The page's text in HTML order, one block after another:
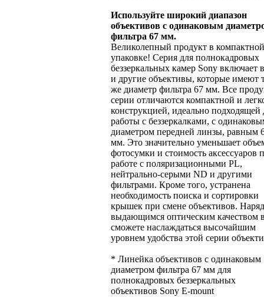
Используйте широкий диапазон
объективов с одинаковым
фильтра 67 мм.
Великолепный продукт в компактной
упаковке! Серия для полнокадровых
беззеркальных камер Sony включает
и другие объективы, которые имеют
же диаметр фильтра 67 мм. Все
серии отличаются компактной и
конструкцией, идеально подходящей
работы с беззеркалками, с
диаметром передней линзы, равным
мм. Это значительно уменьшает
фотосумки и стоимость аксессуаров
работе с поляризационными PL,
нейтрально-серыми ND и другими
фильтрами. Кроме того, устранена
необходимость поиска и сортировки
крышек при смене объективов.
выдающимся оптическим качеством
сможете наслаждаться высочайшим
уровнем удобства этой серии
* Линейка объективов с одинаковым
диаметром фильтра 67 мм для
полнокадровых беззеркальных
объективов Sony E-mount